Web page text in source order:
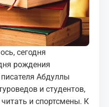
сегодня
рождения
Абдуллы
и студентов,
и спортсмены. К